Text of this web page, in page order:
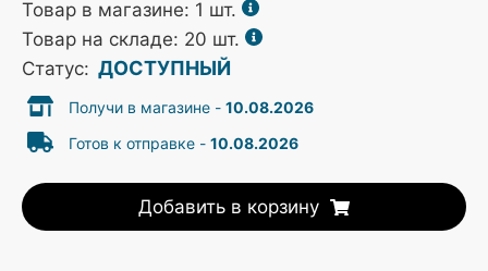
Товар в магазине: 1 шт.
Товар на складе: 20 шт.
Статус: ДОСТУПНЫЙ
Получи в магазине - 10.08.2026
Готов к отправке - 10.08.2026
Добавить в корзину